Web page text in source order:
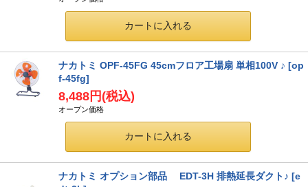
ナカトミ OPF-45FG 45cmフロア工場扇 単相100V ♪ [op
f-45fg]
8,488円 (税込)
オープン価格
ナカトミ オプション部品 EDT-3H 排熱延長ダクト♪ [e